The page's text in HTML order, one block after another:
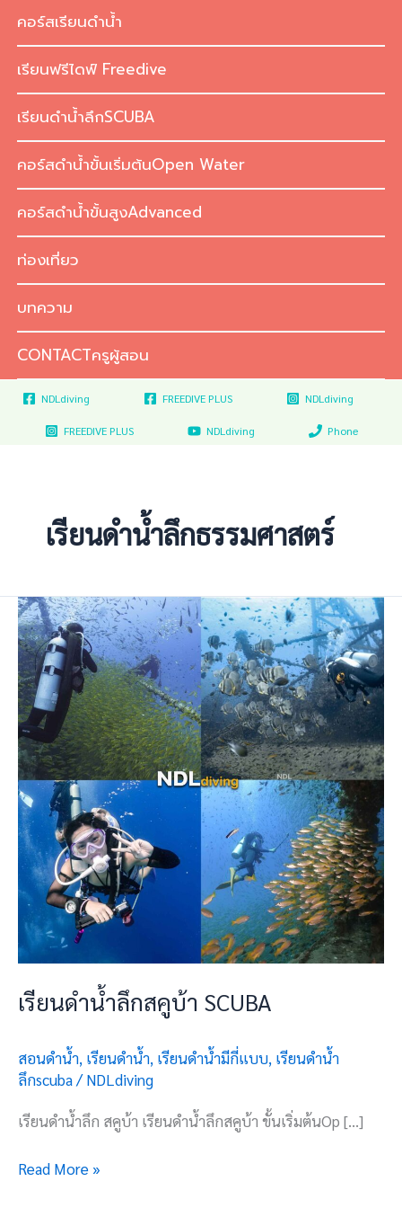
content
คอร์สเรียนดำน้ำ
เรียนฟรีไดฟ์ Freedive
เรียนดำน้ำลึกSCUBA
คอร์สดำน้ำขั้นเริ่มต้นOpen Water
คอร์สดำน้ำขั้นสูงAdvanced
ท่องเที่ยว
บทความ
CONTACTครูผู้สอน
NDLdiving FREEDIVE PLUS NDLdiving
FREEDIVE PLUS NDLdiving Phone
เรียนดำน้ำลึกธรรมศาสตร์
เรียนดำน้ำลึกสคูบ้า SCUBA
สอนดำน้ำ, เรียนดำน้ำ, เรียนดำน้ำมีกี่แบบ, เรียนดำน้ำ
ลึกscuba/NDLdiving
เรียนดำน้ำลึก สคูบ้า เรียนดำน้ำลึกสคูบ้า ขั้นเริ่มต้นOp […]
เรียน
ดำ
น้ำ
ลึก
ส
คู
บ้า
SCUBA
Read More »